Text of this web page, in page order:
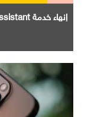
إنهاء خدمة Google Assistant. علي الاجهزه المؤهله